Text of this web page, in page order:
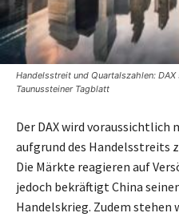
Handelsstreit und Quartalszahlen:
Taunussteiner Tagblatt
Der DAX wird
aufgrund des Handelsstreits
Die Märkte reagieren auf
jedoch bekräftigt China
Handelskrieg. Zudem